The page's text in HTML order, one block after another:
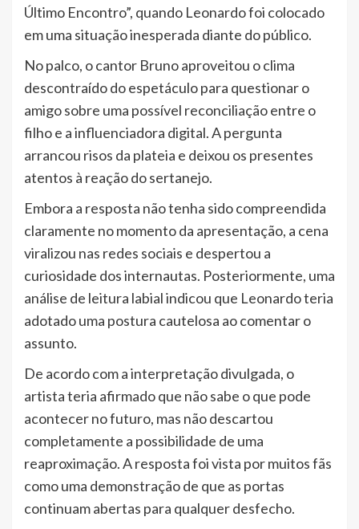
Último Encontro”, quando Leonardo foi colocado
em uma situação inesperada diante do público.
No palco, o cantor Bruno aproveitou o clima
descontraído do espetáculo para questionar o
amigo sobre uma possível reconciliação entre o
filho e a influenciadora digital. A pergunta
arrancou risos da plateia e deixou os presentes
atentos à reação do sertanejo.
Embora a resposta não tenha sido compreendida
claramente no momento da apresentação, a cena
viralizou nas redes sociais e despertou a
curiosidade dos internautas. Posteriormente, uma
análise de leitura labial indicou que Leonardo teria
adotado uma postura cautelosa ao comentar o
assunto.
De acordo com a interpretação divulgada, o
artista teria afirmado que não sabe o que pode
acontecer no futuro, mas não descartou
completamente a possibilidade de uma
reaproximação. A resposta foi vista por muitos fãs
como uma demonstração de que as portas
continuam abertas para qualquer desfecho.